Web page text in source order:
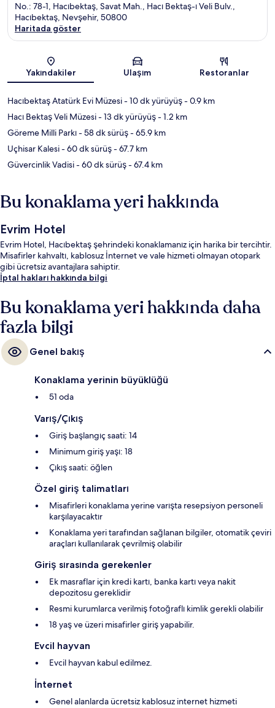
No.: 78-1, Hacıbektaş, Savat Mah., Hacı Bektaş-ı Veli Bulv.,
Hacıbektaş, Nevşehir, 50800
Haritada göster
Yakındakiler Ulaşım Restoranlar
Hacıbektaş Atatürk Evi Müzesi- 10 dk yürüyüş- 0.9 km
Hacı Bektaş Veli Müzesi- 13 dk yürüyüş- 1.2 km
Göreme Milli Parkı- 58 dk sürüş- 65.9 km
Uçhisar Kalesi- 60 dk sürüş- 67.7 km
Güvercinlik Vadisi- 60 dk sürüş- 67.4 km
Bu konaklama yeri hakkında
Evrim Hotel
Evrim Hotel, Hacıbektaş şehrindeki konaklamanız için harika bir tercihtir.
Misafirler kahvaltı, kablosuz İnternet ve vale hizmeti olmayan otopark
gibi ücretsiz avantajlara sahiptir.
İptal hakları hakkında bilgi
Bu konaklama yeri hakkında daha
fazla bilgi
Genel bakış
Konaklama yerinin büyüklüğü
51 oda
Varış/Çıkış
Giriş başlangıç saati: 14
Minimum giriş yaşı: 18
Çıkış saati: öğlen
Özel giriş talimatları
Misafirleri konaklama yerine varışta resepsiyon personeli
karşılayacaktır
Konaklama yeri tarafından sağlanan bilgiler, otomatik çeviri
araçları kullanılarak çevrilmiş olabilir
Giriş sırasında gerekenler
Ek masraflar için kredi kartı, banka kartı veya nakit
depozitosu gereklidir
Resmi kurumlarca verilmiş fotoğraflı kimlik gerekli olabilir
18 yaş ve üzeri misafirler giriş yapabilir.
Evcil hayvan
Evcil hayvan kabul edilmez.
İnternet
Genel alanlarda ücretsiz kablosuz internet hizmeti